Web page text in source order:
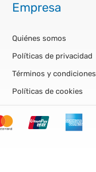
Empresa
Quiénes somos
Políticas de privacidad
Términos y condiciones
Políticas de cookies